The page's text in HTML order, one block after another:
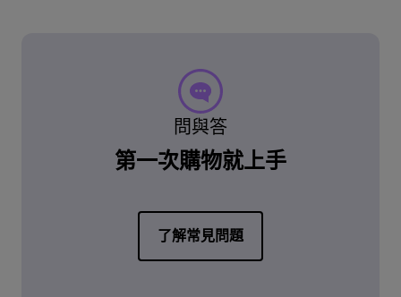
問與答
第一次購物就上手
了解常見問題